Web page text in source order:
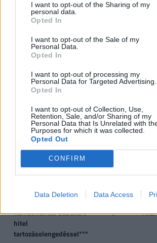
I want to opt-out of the Sharing of my
personal data.
Opted In
I want to opt-out of the Sale of my
Personal Data.
Opted In
I want to opt-out of processing my
Personal Data for Targeted Advertising.
Opted In
I want to opt-out of Collection, Use,
Retention, Sale, and/or Sharing of my
Personal Data that Is Unrelated with
Purposes for which it was collected.
Opted Out
CONFIRM
Data Deletion Data Access
vásárlására (nem
kistelepülés)*, vagy
CSOK használt ingatlan
vásárlására, bővítésére
korszerűsítésére
(kistelepülés)*
0,6
Jelzáloghitel-
elengedés**
0
Diákhitel-elengedés**
Újautó-vásárlási
0 0
Kamatmentes babaváró
hitel
tartozáselengedéssel***
0